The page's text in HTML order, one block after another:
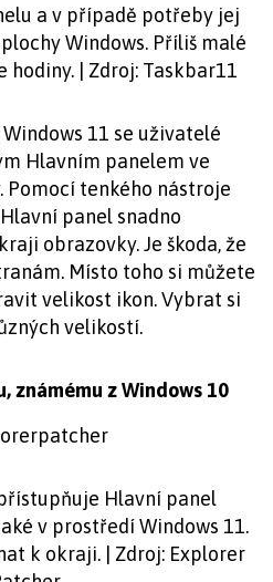
a v případě potřeby jej
Windows. Příliš malé
| Zdroj: Taskbar11
11 se uživatelé
Hlavním panelem ve
Pomocí tenkého nástroje
panel snadno
obrazovky. Je škoda, že
Místo toho si můžete
velikost ikon. Vybrat si
velikostí.
známému z Windows 10
Hlavní panel
v prostředí Windows 11.
k okraji. | Zdroj: Explorer